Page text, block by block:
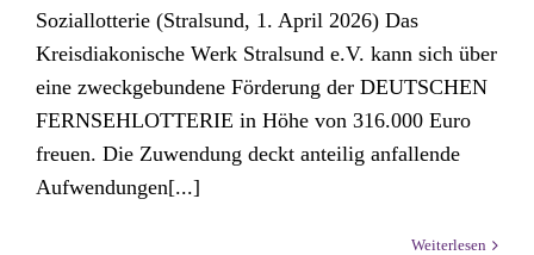
Soziallotterie (Stralsund, 1. April 2026) Das
Kreisdiakonische Werk Stralsund e.V. kann sich über
eine zweckgebundene Förderung der DEUTSCHEN
FERNSEHLOTTERIE in Höhe von 316.000 Euro
freuen. Die Zuwendung deckt anteilig anfallende
Aufwendungen[...]
Weiterlesen